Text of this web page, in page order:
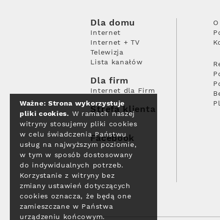
Dla domu
Internet
Internet + TV
Telewizja
Lista kanałów
Dla firm
Internet dla Firm
Strefa klienta
Facebook
Ważne: Strona wykorzystuje
pliki cookies. W ramach naszej
witryny stosujemy pliki cookies
w celu świadczenia Państwu
usług na najwyższym poziomie,
w tym w sposób dostosowany
do indywidualnych potrzeb.
Korzystanie z witryny bez
zmiany ustawień dotyczących
cookies oznacza, że będą one
zamieszczane w Państwa
urządzeniu końcowym.